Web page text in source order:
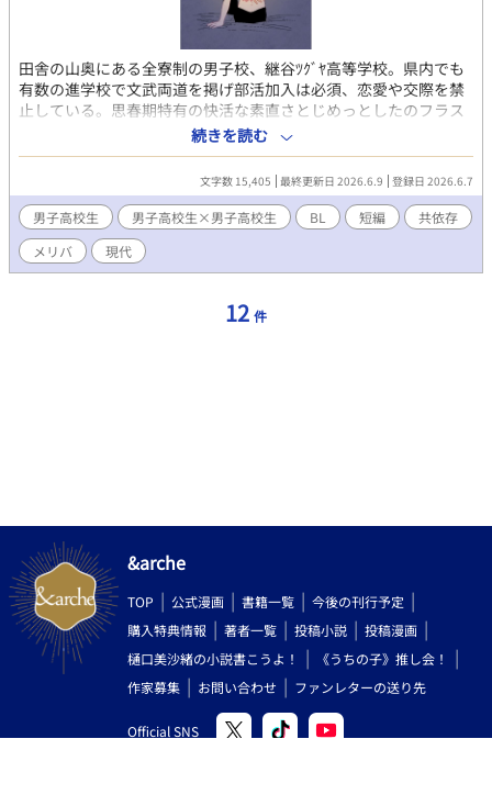
田舎の山奥にある全寮制の男子校、継谷ﾂｸﾞﾔ高等学校。県内でも
有数の進学校で文武両道を掲げ部活加入は必須、恋愛や交際を禁
止している。思春期特有の快活な素直さとじめっとしたのフラス
トレーションの渦巻く閉鎖空間。その中で2人の生徒が互いの乾き
を満たし、依存し合う。 いじめ、暴力、火傷、出血描写あり
続きを読む
文字数 15,405 最終更新日 2026.6.9 登録日 2026.6.7
男子高校生 男子高校生×男子高校生 BL 短編
共依存
メリバ
現代
12 件
&arche
TOP 公式漫画 書籍一覧
今後の刊行予定
購入特典情報
著者一覧 投稿小説
投稿漫画
樋口美沙緒の小説書こうよ！
《うちの子》推し会！
作家募集
お問い合わせ ファンレターの送り先
Official SNS